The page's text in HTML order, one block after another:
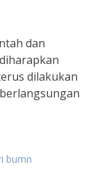
dan
dilakukan
bumn